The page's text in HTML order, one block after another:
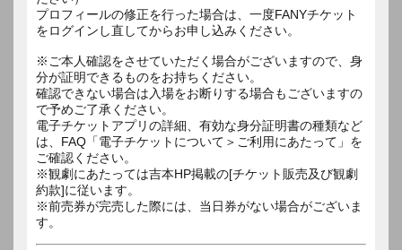
プロフィールの修正を行った場合は、一度FANYチケット
をログインし直してからお申し込みください。
※ご本人確認をさせていただく場合がございますので、身
分が証明できるものをお持ちください。
確認できない場合は入場をお断りする場合もございますの
で予めご了承ください。
電子チケットアプリの詳細、有効な身分証明書の種類など
は、FAQ「電子チケットについて＞ご利用にあたって」を
ご確認ください。
※観劇にあたっては吉本HP掲載の[チケット販売及び観劇
約款]に従います。
※前売券が完売した際には、当日券がない場合がございま
す。